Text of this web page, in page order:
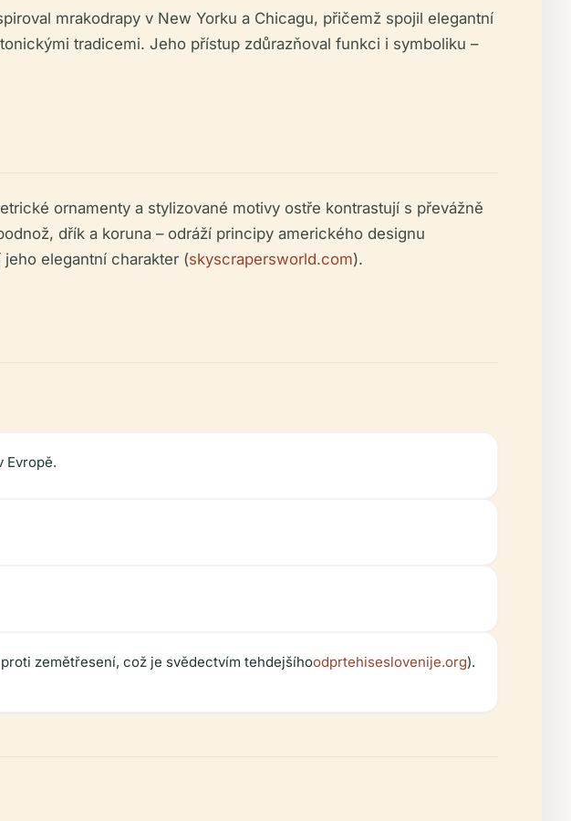
mrakodrapy v New Yorku a Chicagu, přičemž spojil elegantní
tradicemi. Jeho přístup zdůrazňoval funkci i symboliku –
ornamenty a stylizované motivy ostře kontrastují s převážně
dřík a koruna – odráží principy amerického designu
elegantní charakter (skyscrapersworld.com).
Evropě.
zemětřesení, což je svědectvím tehdejšíhoodprtehiseslovenije.org).